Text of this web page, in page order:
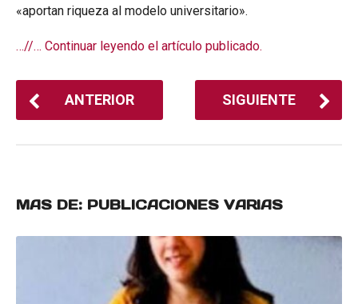
«aportan riqueza al modelo universitario».
…//… Continuar leyendo el artículo publicado.
ANTERIOR SIGUIENTE
MAS DE: PUBLICACIONES VARIAS